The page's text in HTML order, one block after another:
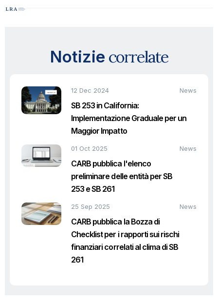
Notizie correlate
12 Dec 2024 News
SB 253 in California:
Implementazione Graduale per un
Maggior Impatto
01 Oct 2025 News
CARB pubblica l'elenco
preliminare delle entità per SB
253 e SB 261
25 Sep 2025 News
CARB pubblica la Bozza di
Checklist per i rapporti sui rischi
finanziari correlati al clima di SB
261